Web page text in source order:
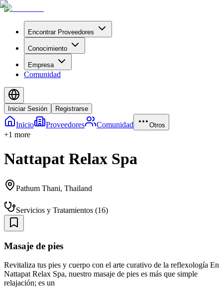
Encontrar Proveedores
Conocimiento
Empresa
Comunidad
Iniciar Sesión Registrarse
Inicio Proveedores Comunidad Otros
+1 more
Nattapat Relax Spa
Pathum Thani, Thailand
Servicios y Tratamientos (16)
Masaje de pies
Revitaliza tus pies y cuerpo con el arte curativo de la reflexología En
Nattapat Relax Spa, nuestro masaje de pies es más que simple
relajación; es un